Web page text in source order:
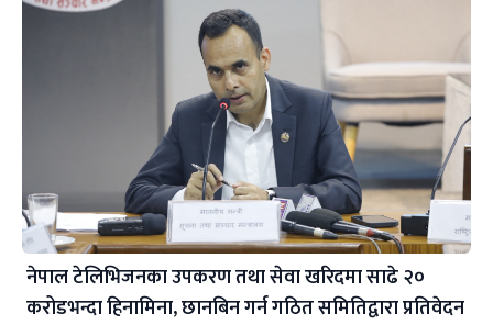
नेपाल टेलिभिजनका उपकरण तथा सेवा खरिदमा साढे २०
करोडभन्दा हिनामिना, छानबिन गर्न गठित समितिद्वारा प्रतिवेदन